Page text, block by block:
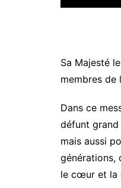
Sa Majesté
membres de
Dans ce
défunt
mais aussi
générations,
le cœur et la